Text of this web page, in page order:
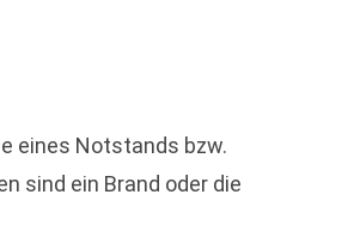
eines Notstands bzw.
sind ein Brand oder die